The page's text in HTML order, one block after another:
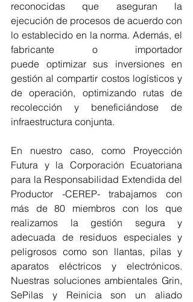
reconocidas que aseguran la
ejecución de procesos de acuerdo con
lo establecido en la norma. Además, el
fabricante o importador
puede optimizar sus inversiones en
gestión al compartir costos logísticos y
de operación, optimizando rutas de
recolección y beneficiándose de
infraestructura conjunta.
En nuestro caso, como Proyección
Futura y la Corporación Ecuatoriana
para la Responsabilidad Extendida del
Productor -CEREP- trabajamos con
más de 80 miembros con los que
realizamos la gestión segura y
adecuada de residuos especiales y
peligrosos como son llantas, pilas y
aparatos eléctricos y electrónicos.
Nuestras soluciones ambientales Grin,
SePilas y Reinicia son un aliado